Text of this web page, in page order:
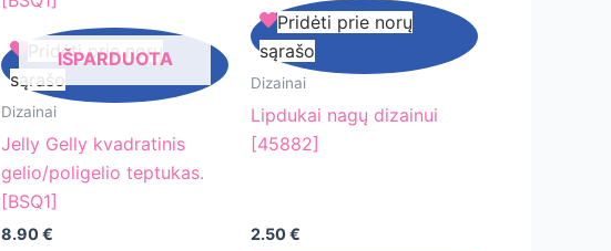
Jelly
Gelly
kvadratinis
teptukas.
[BSQ1]
Pridėti prie norų
sąrašo
IŠPARDUOTA
Dizainai
Jelly Gelly kvadratinis
gelio/poligelio teptukas.
[BSQ1]
8.90€
Lipdukai
nagų
dizainui
Pridėti prie norų
sąrašo
Dizainai
Lipdukai nagų dizainui
[45882]
2.50€